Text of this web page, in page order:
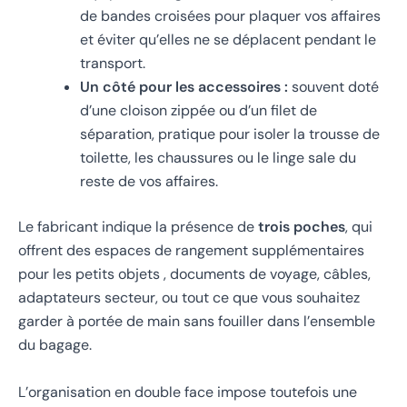
de bandes croisées pour plaquer vos affaires
et éviter qu’elles ne se déplacent pendant le
transport.
Un côté pour les accessoires : souvent doté
d’une cloison zippée ou d’un filet de
séparation, pratique pour isoler la trousse de
toilette, les chaussures ou le linge sale du
reste de vos affaires.
Le fabricant indique la présence detrois poches, qui
offrent des espaces de rangement supplémentaires
pour les petits objets , documents de voyage, câbles,
adaptateurs secteur, ou tout ce que vous souhaitez
garder à portée de main sans fouiller dans l’ensemble
du bagage.
L’organisation en double face impose toutefois une